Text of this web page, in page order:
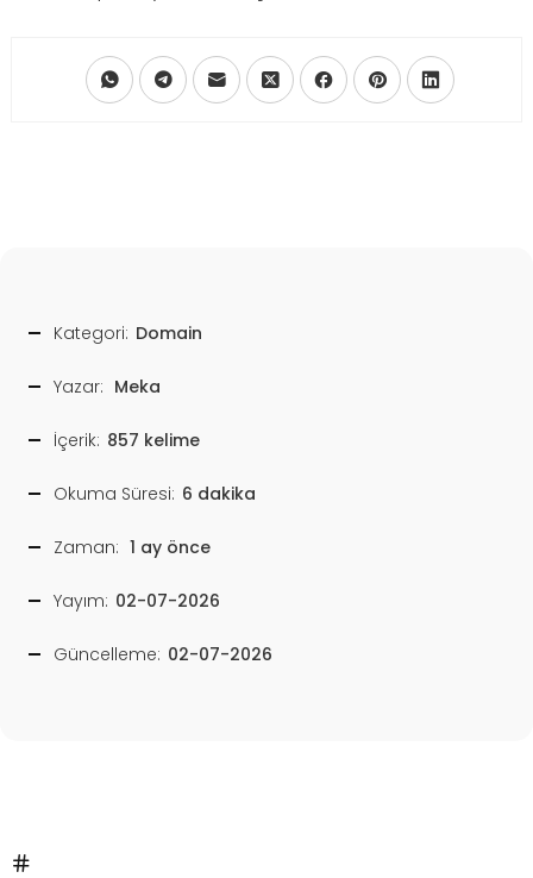
Kategori: Domain
Yazar: Meka
İçerik: 857 kelime
Okuma Süresi: 6 dakika
Zaman: 1 ay önce
Yayım: 02-07-2026
Güncelleme: 02-07-2026